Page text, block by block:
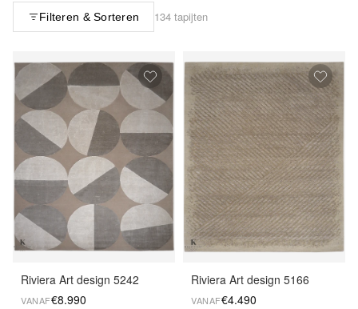
Filteren & Sorteren 134 tapijten
Riviera Art design 5242
VANAF€8.990
Riviera Art design 5166
VANAF€4.490